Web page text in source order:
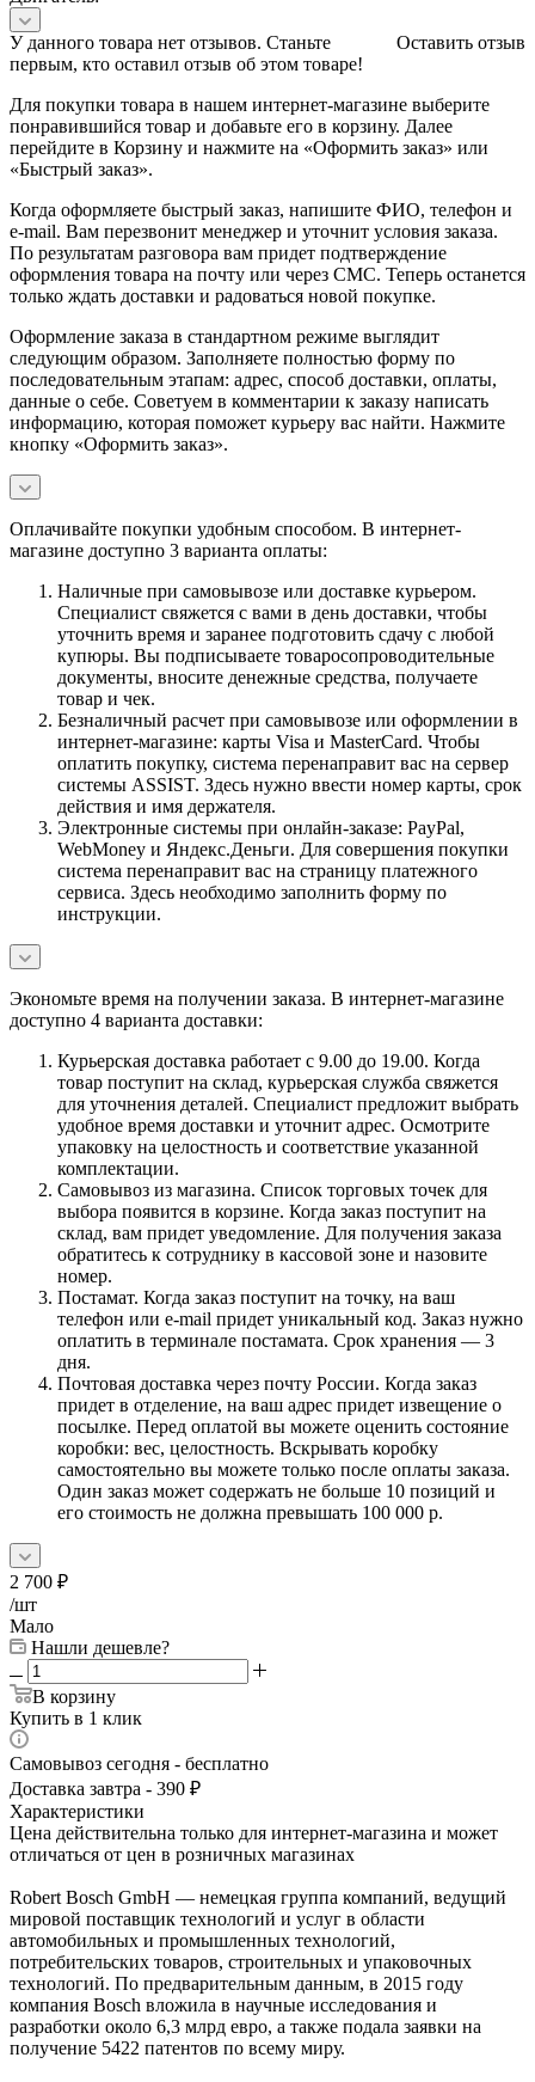
Оставить отзыв
У данного товара нет отзывов. Станьте
первым, кто оставил отзыв об этом товаре!
Для покупки товара в нашем интернет-магазине выберите
понравившийся товар и добавьте его в корзину. Далее
перейдите в Корзину и нажмите на «Оформить заказ» или
«Быстрый заказ».
Когда оформляете быстрый заказ, напишите ФИО, телефон и
e-mail. Вам перезвонит менеджер и уточнит условия заказа.
По результатам разговора вам придет подтверждение
оформления товара на почту или через СМС. Теперь останется
только ждать доставки и радоваться новой покупке.
Оформление заказа в стандартном режиме выглядит
следующим образом. Заполняете полностью форму по
последовательным этапам: адрес, способ доставки, оплаты,
данные о себе. Советуем в комментарии к заказу написать
информацию, которая поможет курьеру вас найти. Нажмите
кнопку «Оформить заказ».
Оплачивайте покупки удобным способом. В интернет-
магазине доступно 3 варианта оплаты:
Наличные при самовывозе или доставке курьером.
Специалист свяжется с вами в день доставки, чтобы
уточнить время и заранее подготовить сдачу с любой
купюры. Вы подписываете товаросопроводительные
документы, вносите денежные средства, получаете
товар и чек.
Безналичный расчет при самовывозе или оформлении в
интернет-магазине: карты Visa и MasterCard. Чтобы
оплатить покупку, система перенаправит вас на сервер
системы ASSIST. Здесь нужно ввести номер карты, срок
действия и имя держателя.
Электронные системы при онлайн-заказе: PayPal,
WebMoney и Яндекс.Деньги. Для совершения покупки
система перенаправит вас на страницу платежного
сервиса. Здесь необходимо заполнить форму по
инструкции.
Экономьте время на получении заказа. В интернет-магазине
доступно 4 варианта доставки:
Курьерская доставка работает с 9.00 до 19.00. Когда
товар поступит на склад, курьерская служба свяжется
для уточнения деталей. Специалист предложит выбрать
удобное время доставки и уточнит адрес. Осмотрите
упаковку на целостность и соответствие указанной
комплектации.
Самовывоз из магазина. Список торговых точек для
выбора появится в корзине. Когда заказ поступит на
склад, вам придет уведомление. Для получения заказа
обратитесь к сотруднику в кассовой зоне и назовите
номер.
Постамат. Когда заказ поступит на точку, на ваш
телефон или e-mail придет уникальный код. Заказ нужно
оплатить в терминале постамата. Срок хранения — 3
дня.
Почтовая доставка через почту России. Когда заказ
придет в отделение, на ваш адрес придет извещение о
посылке. Перед оплатой вы можете оценить состояние
коробки: вес, целостность. Вскрывать коробку
самостоятельно вы можете только после оплаты заказа.
Один заказ может содержать не больше 10 позиций и
его стоимость не должна превышать 100 000 р.
2 700 ₽
/шт
Мало
Нашли дешевле?
В корзину
Купить в 1 клик
Самовывоз сегодня - бесплатно
Доставка завтра - 390 ₽
Характеристики
Цена действительна только для интернет-магазина и может
отличаться от цен в розничных магазинах
Robert Bosch GmbH — немецкая группа компаний, ведущий
мировой поставщик технологий и услуг в области
автомобильных и промышленных технологий,
потребительских товаров, строительных и упаковочных
технологий. По предварительным данным, в 2015 году
компания Bosch вложила в научные исследования и
разработки около 6,3 млрд евро, а также подала заявки на
получение 5422 патентов по всему миру.